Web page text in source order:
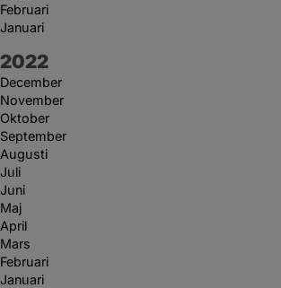
Februari
Januari
År:
2022
December
November
Oktober
September
Augusti
Juli
Juni
Maj
April
Mars
Februari
Januari